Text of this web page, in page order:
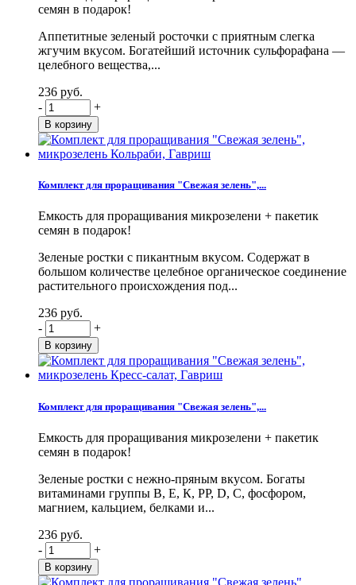
семян в подарок!
Аппетитные зеленый росточки с приятным слегка
жгучим вкусом. Богатейший источник сульфорафана —
целебного вещества,...
236 руб.
-
+
Комплект для проращивания "Свежая зелень",...
Емкость для проращивания микрозелени + пакетик
семян в подарок!
Зеленые ростки с пикантным вкусом. Содержат в
большом количестве целебное органическое соединение
растительного происхождения под...
236 руб.
-
+
Комплект для проращивания "Свежая зелень",...
Емкость для проращивания микрозелени + пакетик
семян в подарок!
Зеленые ростки с нежно-пряным вкусом. Богаты
витаминами группы В, Е, К, PP, D, С, фосфором,
магнием, кальцием, белками и...
236 руб.
-
+